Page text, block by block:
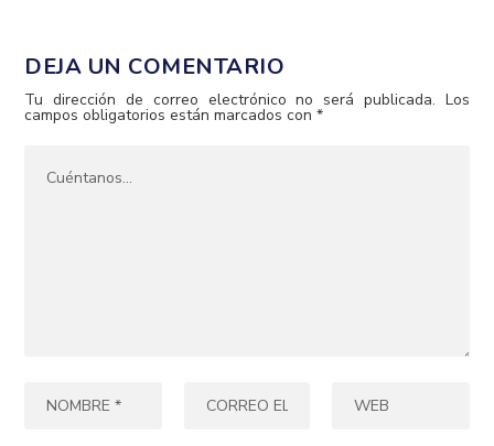
DEJA UN COMENTARIO
Tu dirección de correo electrónico no será publicada. Los
campos obligatorios están marcados con*